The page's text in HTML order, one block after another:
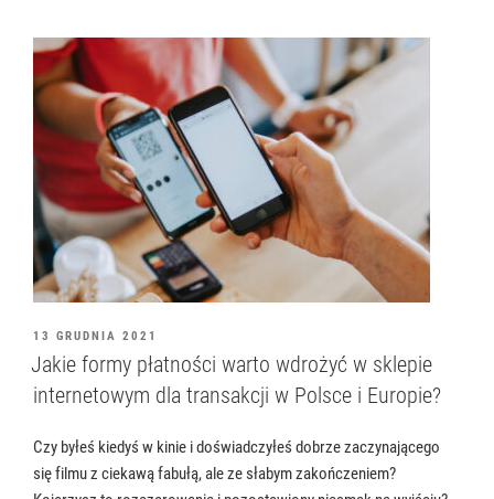
OPUBLIKOWANE
W
13 GRUDNIA 2021
Jakie formy płatności warto wdrożyć w sklepie
internetowym dla transakcji w Polsce i Europie?
Czy byłeś kiedyś w kinie i doświadczyłeś dobrze zaczynającego
się filmu z ciekawą fabułą, ale ze słabym zakończeniem?